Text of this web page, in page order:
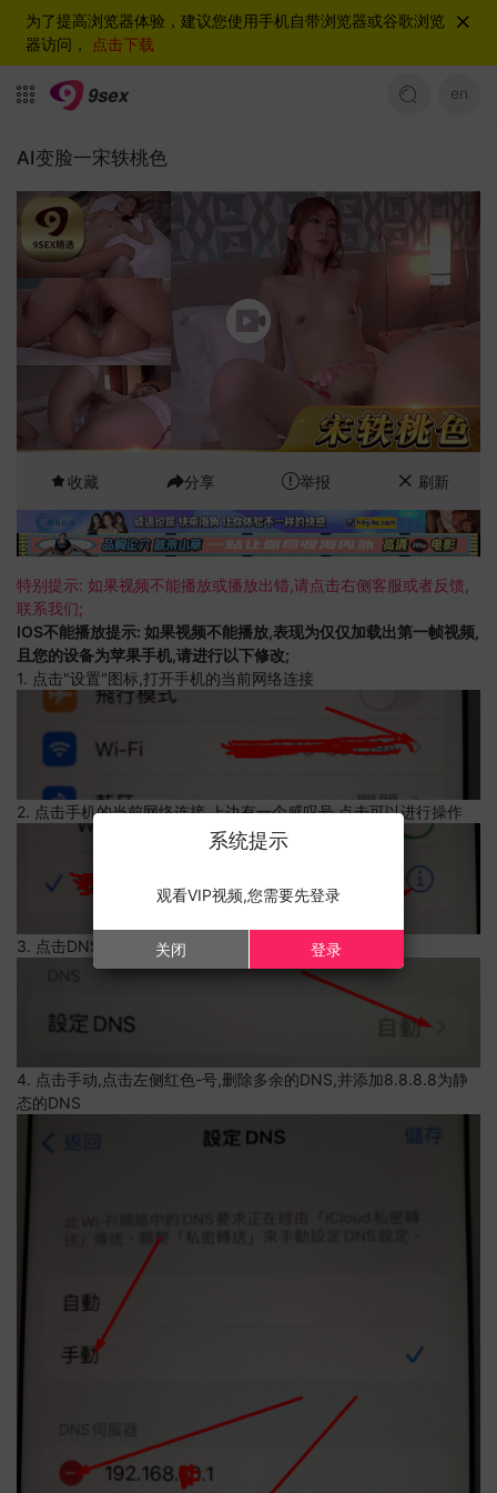
为了提高浏览器体验，建议您使用手机自带浏览器或谷歌浏览
器访问， 点击下载
en
AI变脸一宋轶桃色
收藏 分享 举报 刷新
特别提示: 如果视频不能播放或播放出错,请点击右侧客服或者反馈,
联系我们;
IOS不能播放提示: 如果视频不能播放,表现为仅仅加载出第一帧视频,
且您的设备为苹果手机,请进行以下修改;
1. 点击"设置"图标,打开手机的当前网络连接
2. 点击手机的当前网络连接,上边有一个感叹号,点击可以进行操作
3. 点击DNS设置
4. 点击手动,点击左侧红色-号,删除多余的DNS,并添加8.8.8.8为静
态的DNS
系统提示
观看VIP视频,您需要先登录
关闭 登录